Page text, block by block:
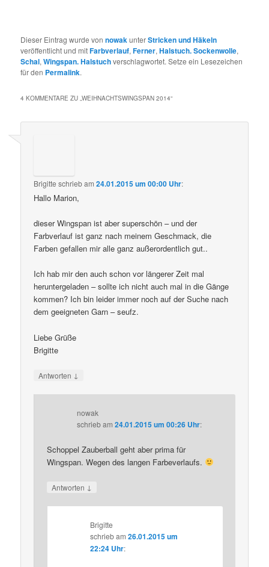
Dieser Eintrag wurde vonnowakunterStricken und Häkeln
veröffentlicht und mitFarbverlauf,Ferner,Halstuch. Sockenwolle,
Schal,Wingspan. Halstuchverschlagwortet. Setze ein Lesezeichen
für den Permalink.
4 KOMMENTARE ZU „WEIHNACHTSWINGSPAN 2014“
Brigitte schriebam24.01.2015 um 00:00 Uhr:
Hallo Marion,
dieser Wingspan ist aber superschön – und der
Farbverlauf ist ganz nach meinem Geschmack, die
Farben gefallen mir alle ganz außerordentlich gut..
Ich hab mir den auch schon vor längerer Zeit mal
heruntergeladen – sollte ich nicht auch mal in die Gänge
kommen? Ich bin leider immer noch auf der Suche nach
dem geeigneten Garn – seufz.
Liebe Grüße
Brigitte
Antworten ↓
nowak
schriebam24.01.2015 um 00:26 Uhr:
Schoppel Zauberball geht aber prima für
Wingspan. Wegen des langen Farbeverlaufs.
Antworten ↓
Brigitte
schriebam26.01.2015 um
22:24 Uhr: